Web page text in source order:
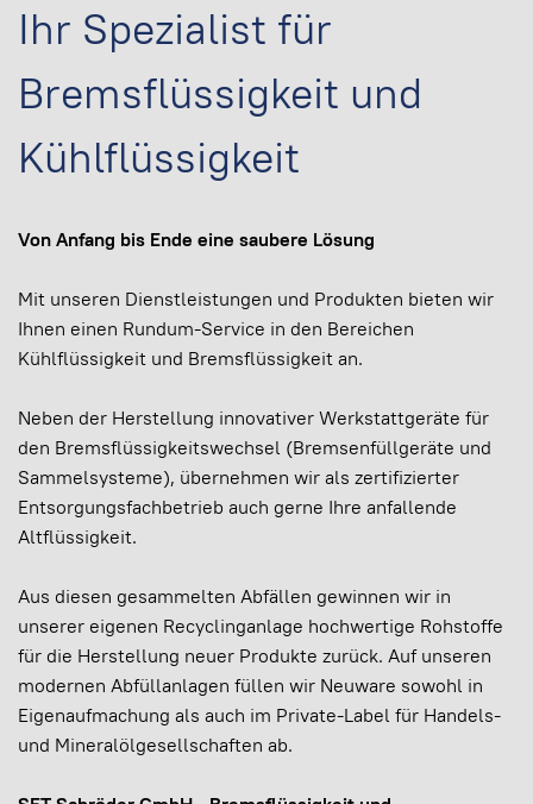
Ihr Spezialist für
Bremsflüssigkeit und
Kühlflüssigkeit
Von Anfang bis Ende eine saubere Lösung
Mit unseren Dienstleistungen und Produkten bieten wir
Ihnen einen Rundum-Service in den Bereichen
Kühlflüssigkeit und Bremsflüssigkeit an.
Neben der Herstellung innovativer Werkstattgeräte für
den Bremsflüssigkeitswechsel (Bremsenfüllgeräte und
Sammelsysteme), übernehmen wir als zertifizierter
Entsorgungsfachbetrieb auch gerne Ihre anfallende
Altflüssigkeit.
Aus diesen gesammelten Abfällen gewinnen wir in
unserer eigenen Recyclinganlage hochwertige Rohstoffe
für die Herstellung neuer Produkte zurück. Auf unseren
modernen Abfüllanlagen füllen wir Neuware sowohl in
Eigenaufmachung als auch im Private-Label für Handels-
und Mineralölgesellschaften ab.